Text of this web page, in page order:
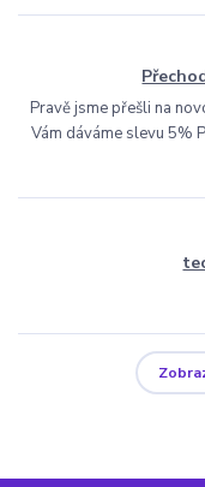
Pravě jsme přešli na
Vám dáváme slevu 5%